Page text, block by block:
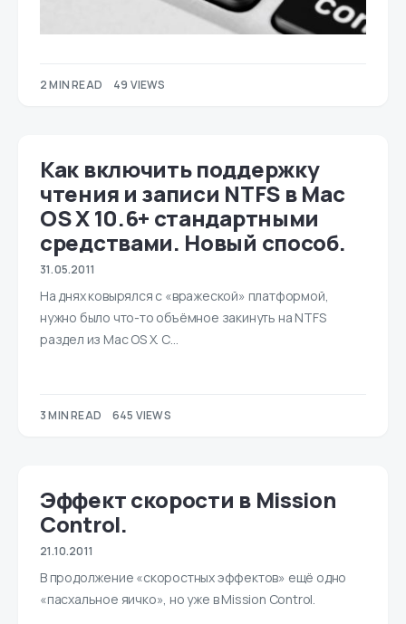
2 MIN READ 49 VIEWS
Как включить поддержку
чтения и записи NTFS в Mac
OS X 10.6+ стандартными
средствами. Новый способ.
31.05.2011
На днях ковырялся с «вражеской» платформой,
нужно было что-то объёмное закинуть на NTFS
раздел из Mac OS X. С…
3 MIN READ 645 VIEWS
Эффект скорости в Mission
Control.
21.10.2011
В продолжение «скоростных эффектов» ещё одно
«пасхальное яичко», но уже в Mission Control.